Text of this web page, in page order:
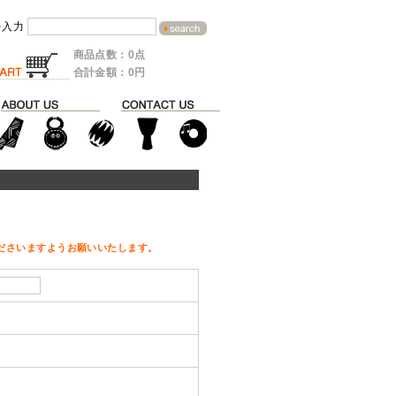
力
商品点数：0点
合計金額：0円
いますようお願いいたします。